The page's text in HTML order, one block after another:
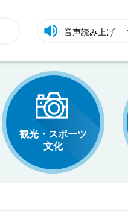
音声読み上げ
観光・スポーツ
文化